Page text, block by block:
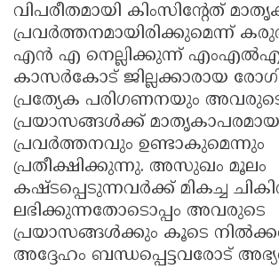
വിപരീതമായി കിംസിന്റേത്
പ്രവർത്തനമായിരിക്കുമെന്ന്
എൻ എ നെല്ലിക്കുന്ന്
കാസർകോട് ജില്ലക്കാരായ
പ്രത്യേക പരിഗണനയും
പ്രയാസങ്ങൾക്ക് മാതൃകാപരമായ
പ്രവർത്തനവും ഉണ്ടാകുമെന്നും
പ്രതീക്ഷിക്കുന്നു. അസുഖം മൂലം
കഷ്ടപ്പെടുന്നവർക്ക് മികച്ച
ലഭിക്കുന്നതോടൊപ്പം അവരുടെ
പ്രയാസങ്ങൾക്കും കൂടെ
അദ്ദേഹം ബന്ധപ്പെട്ടവരോട്